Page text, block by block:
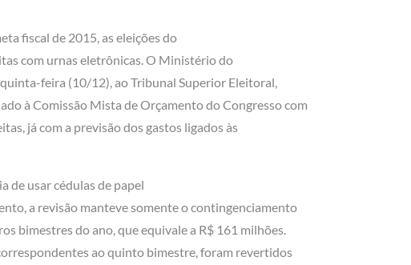
fiscal de 2015, as eleições do
com urnas eletrônicas. O Ministério do
feira (10/12), ao Tribunal Superior Eleitoral,
à Comissão Mista de Orçamento do Congresso com
já com a previsão dos gastos ligados às
de usar cédulas de papel
a revisão manteve somente o contingenciamento
bimestres do ano, que equivale a R$ 161 milhões.
ao quinto bimestre, foram revertidos